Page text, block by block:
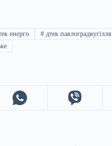
енерго # дтек павлоградвугілля